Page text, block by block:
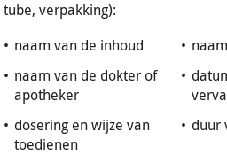
tube, verpakking):
• naam van de inhoud •
• naam van de dokter of
apotheker
•
• dosering en wijze van
toedienen
• duur